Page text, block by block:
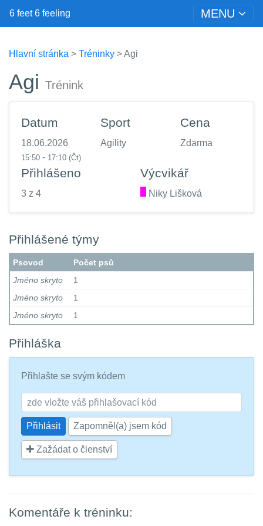
6 feet 6 feeling MENU
Hlavní stránka > Tréninky > Agi
Agi Trénink
Datum
18.06.2026
15:50 - 17:10 (Čt)
Sport
Agility
Cena
Zdarma
Přihlášeno
3 z 4
Výcvikář
Niky Lišková
Přihlášené týmy
Psovod
Počet psů
Jméno skryto
1
Jméno skryto
1
Jméno skryto
1
Přihláška
Přihlašte se svým kódem
Zapomněl(a) jsem kód
Zažádat o členství
Komentáře k tréninku: